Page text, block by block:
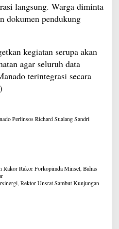
langsung. Warga diminta
dokumen pendukung
kegiatan serupa akan
agar seluruh data
terintegrasi secara
PerlinsosRichard SualangSandri
Rakor Rakor Forkopimda Minsel, Bahas
Rektor Unsrat Sambut Kunjungan